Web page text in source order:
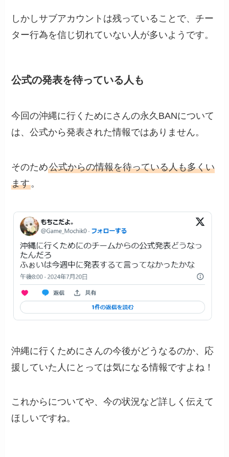
しかしサブアカウントは残っていることで、チー
ター行為を信じ切れていない人が多いようです。
公式の発表を待っている人も
今回の沖縄に行くためにさんの永久BANについて
は、公式から発表された情報ではありません。
そのため公式からの情報を待っている人も多くい
ます。
沖縄に行くためにさんの今後がどうなるのか、応
援していた人にとっては気になる情報ですよね！
これからについてや、今の状況など詳しく伝えて
ほしいですね。